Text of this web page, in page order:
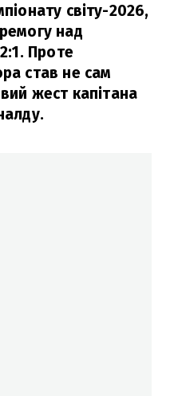
світу-2026,
над
Проте
став не сам
жест капітана